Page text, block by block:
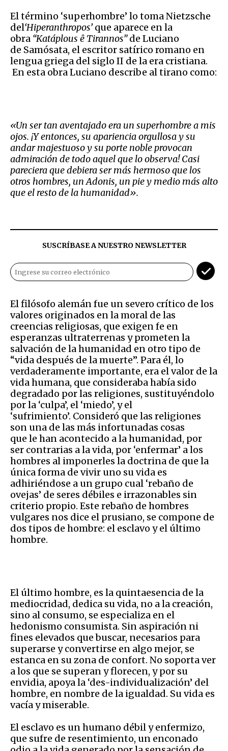
El término ‘superhombre’ lo toma Nietzsche
del‘Hiperanthropos’ que aparece en la
obra “Katáplous ê Tirannos”de Luciano
de Samósata, el escritor satírico romano en
lengua griega del siglo II de la era cristiana.
En esta obra Luciano describe al tirano como:
«Un ser tan aventajado era un superhombre a mis
ojos. ¡Y entonces, su apariencia orgullosa y su
andar majestuoso y su porte noble provocan
admiración de todo aquel que lo observa! Casi
pareciera que debiera ser más hermoso que los
otros hombres, un Adonis, un pie y medio más alto
que el resto de la humanidad».
SUSCRÍBASE A NUESTRO NEWSLETTER
El filósofo alemán fue un severo crítico de los
valores originados en la moral de las
creencias religiosas, que exigen fe en
esperanzas ultraterrenas y prometen la
salvación de la humanidad en otro tipo de
“vida después de la muerte”. Para él, lo
verdaderamente importante, era el valor de la
vida humana, que consideraba había sido
degradado por las religiones, sustituyéndolo
por la ‘culpa’, el ‘miedo’, y el
‘sufrimiento’. Consideró que las religiones
son una de las más infortunadas cosas
que le han acontecido a la humanidad, por
ser contrarias a la vida, por ‘enfermar’ a los
hombres al imponerles la doctrina de que la
única forma de vivir uno su vida es
adhiriéndose a un grupo cual ‘rebaño de
ovejas’ de seres débiles e irrazonables sin
criterio propio. Este rebaño de hombres
vulgares nos dice el prusiano, se compone de
dos tipos de hombre: el esclavo y el último
hombre.
El último hombre, es la quintaesencia de la
mediocridad, dedica su vida, no a la creación,
sino al consumo, se especializa en el
hedonismo consumista. Sin aspiración ni
fines elevados que buscar, necesarios para
superarse y convertirse en algo mejor, se
estanca en su zona de confort. No soporta ver
a los que se superan y florecen, y por su
envidia, apoya la ‘des-individualización’ del
hombre, en nombre de la igualdad. Su vida es
vacía y miserable.
El esclavo es un humano débil y enfermizo,
que sufre de resentimiento, un enconado